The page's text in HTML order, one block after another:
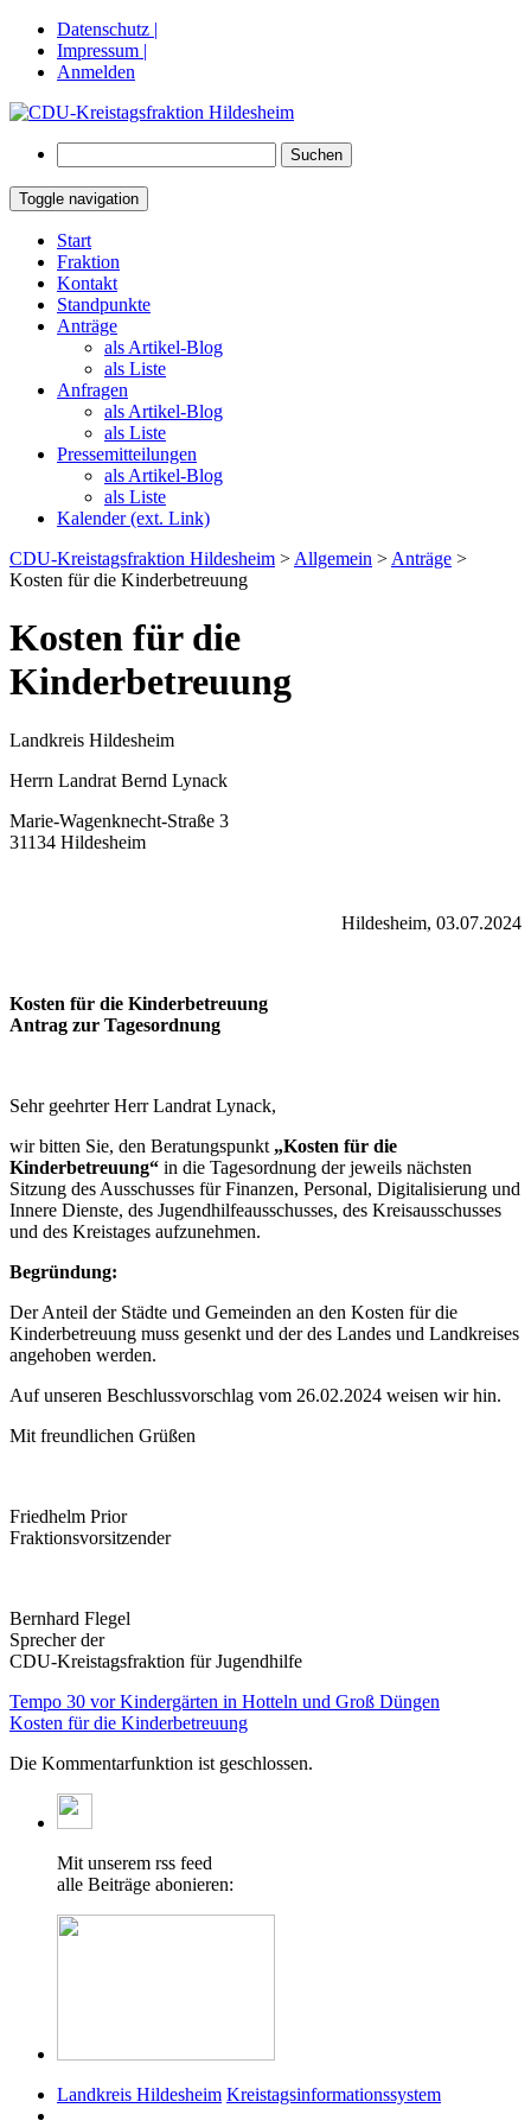
Datenschutz |
Impressum |
Anmelden
nach:
Toggle navigation
Springe
zum
Inhalt
Start
Fraktion
Kontakt
Standpunkte
Anträge
als Artikel-Blog
als Liste
Anfragen
als Artikel-Blog
als Liste
Pressemitteilungen
als Artikel-Blog
als Liste
Kalender (ext. Link)
CDU-Kreistagsfraktion Hildesheim > Allgemein > Anträge >
Kosten für die Kinderbetreuung
Kosten für die
Kinderbetreuung
Landkreis Hildesheim
Herrn Landrat Bernd Lynack
Marie-Wagenknecht-Straße 3
31134 Hildesheim
Hildesheim, 03.07.2024
Kosten für die Kinderbetreuung
Antrag zur Tagesordnung
Sehr geehrter Herr Landrat Lynack,
wir bitten Sie, den Beratungspunkt „Kosten für die
Kinderbetreuung“ in die Tagesordnung der jeweils nächsten
Sitzung des Ausschusses für Finanzen, Personal, Digitalisierung und
Innere Dienste, des Jugendhilfeausschusses, des Kreisausschusses
und des Kreistages aufzunehmen.
Begründung:
Der Anteil der Städte und Gemeinden an den Kosten für die
Kinderbetreuung muss gesenkt und der des Landes und Landkreises
angehoben werden.
Auf unseren Beschlussvorschlag vom 26.02.2024 weisen wir hin.
Mit freundlichen Grüßen
Friedhelm Prior
Fraktionsvorsitzender
Bernhard Flegel
Sprecher der
CDU-Kreistagsfraktion für Jugendhilfe
Tempo 30 vor Kindergärten in Hotteln und Groß Düngen
Kosten für die Kinderbetreuung
Die Kommentarfunktion ist geschlossen.
Mit unserem rss feed
alle Beiträge abonieren:
Landkreis Hildesheim Kreistagsinformationssystem